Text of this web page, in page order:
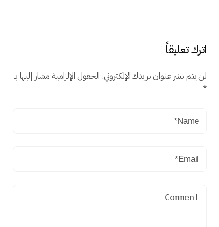
اترك تعليقاً
لن يتم نشر عنوان بريدك الإلكتروني. الحقول الإلزامية مشار إليها بـ
*